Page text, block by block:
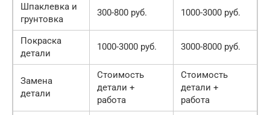
Шпаклевка и
грунтовка
300-800 руб. 1000-3000 руб.
Покраска
детали
1000-3000 руб. 3000-8000 руб.
Замена
детали
Стоимость
детали +
работа
Стоимость
детали +
работа